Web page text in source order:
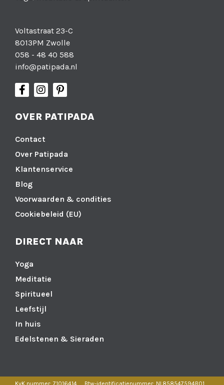
Voltastraat 23-C
8013PM Zwolle
058 - 48 40 588
info@patipada.nl
OVER PATIPADA
Contact
Over Patipada
Klantenservice
Blog
Voorwaarden & condities
Cookiebeleid (EU)
DIRECT NAAR
Yoga
Meditatie
Spiritueel
Leefstijl
In huis
Edelstenen & Sieraden
KvK nummer: 71016414 Btw-identificatienummer: NL858547594B01